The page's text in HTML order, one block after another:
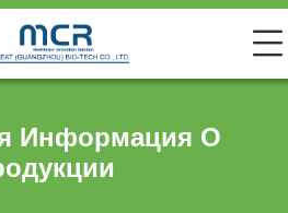
Информация О